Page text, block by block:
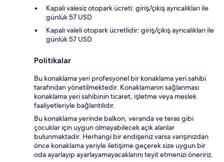
Kapalı valesiz otopark ücreti: giriş/çıkış ayrıcalıkları ile
günlük 57 USD
Kapalı valeli otopark ücretlidir: giriş/çıkış ayrıcalıkları ile
günlük 57 USD
Politikalar
Bu konaklama yeri profesyonel bir konaklama yeri sahibi
tarafından yönetilmektedir. Konaklamanın sağlanması
konaklama yeri sahibinin ticaret, işletme veya meslek
faaliyetleriyle bağlantılıdır.
Bu konaklama yerinde balkon, veranda ve teras gibi
çocuklar için uygun olmayabilecek açık alanlar
bulunmaktadır. Herhangi bir endişeniz varsa varışınızdan
önce konaklama yeriyle iletişime geçerek size uygun bir
oda ayarlayıp ayarlayamayacaklarını teyit etmenizi öneririz.